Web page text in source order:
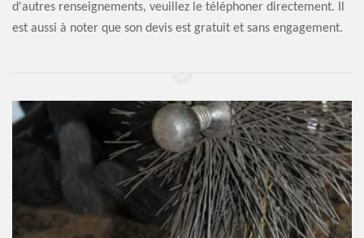
d'autres renseignements, veuillez le téléphoner directement. Il
est aussi à noter que son devis est gratuit et sans engagement.